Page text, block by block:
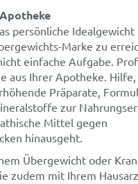
persönliche Idealgewicht
Marke zu
einfache Aufgabe.
aus Ihrer Apotheke.
Präparate,
zur
Mittel gegen
hinausgeht.
Übergewicht oder
zudem mit Ihrem